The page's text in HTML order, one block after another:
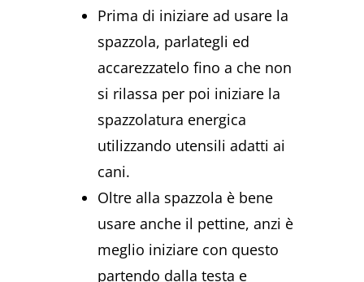
Prima di iniziare ad usare la
spazzola, parlategli ed
accarezzatelo fino a che non
si rilassa per poi iniziare la
spazzolatura energica
utilizzando utensili adatti ai
cani.
Oltre alla spazzola è bene
usare anche il pettine, anzi è
meglio iniziare con questo
partendo dalla testa e